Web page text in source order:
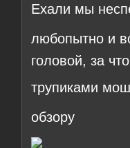
Ехали мы
любопытно и
головой, за
трупиками
обзору